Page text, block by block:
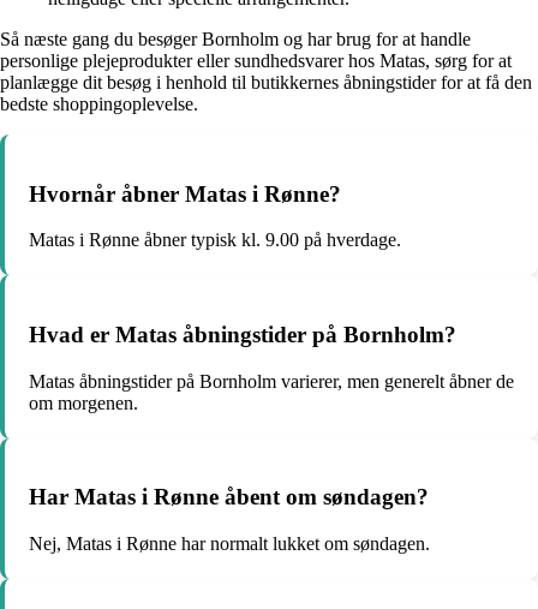
Så næste gang du besøger Bornholm og har brug for at handle
personlige plejeprodukter eller sundhedsvarer hos Matas, sørg for at
planlægge dit besøg i henhold til butikkernes åbningstider for at få den
bedste shoppingoplevelse.
Hvornår åbner Matas i Rønne?
Matas i Rønne åbner typisk kl. 9.00 på hverdage.
Hvad er Matas åbningstider på Bornholm?
Matas åbningstider på Bornholm varierer, men generelt åbner de
om morgenen.
Har Matas i Rønne åbent om søndagen?
Nej, Matas i Rønne har normalt lukket om søndagen.